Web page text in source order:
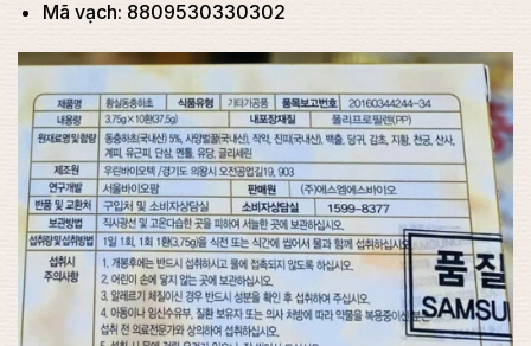
Mã vạch: 8809530330302